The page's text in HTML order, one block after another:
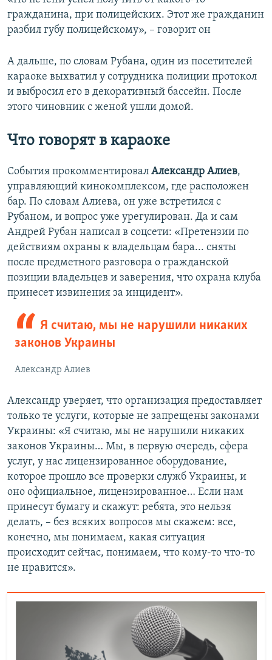
гражданина, при полицейских. Этот же гражданин
разбил губу полицейскому», – говорит он
А дальше, по словам Рубана, один из посетителей
караоке выхватил у сотрудника полиции протокол
и выбросил его в декоративный бассейн. После
этого чиновник с женой ушли домой.
Что говорят в караоке
События прокомментировал Александр Алиев,
управляющий кинокомплексом, где расположен
бар. По словам Алиева, он уже встретился с
Рубаном, и вопрос уже урегулирован. Да и сам
Андрей Рубан написал в соцсети: «Претензии по
действиям охраны к владельцам бара... сняты
после предметного разговора о гражданской
позиции владельцев и заверения, что охрана клуба
принесет извинения за инцидент».
Я считаю, мы не нарушили никаких
законов Украины
Александр Алиев
Александр уверяет, что организация предоставляет
только те услуги, которые не запрещены законами
Украины: «Я считаю, мы не нарушили никаких
законов Украины… Мы, в первую очередь, сфера
услуг, у нас лицензированное оборудование,
которое прошло все проверки служб Украины, и
оно официальное, лицензированное… Если нам
принесут бумагу и скажут: ребята, это нельзя
делать, – без всяких вопросов мы скажем: все,
конечно, мы понимаем, какая ситуация
происходит сейчас, понимаем, что кому-то что-то
не нравится».